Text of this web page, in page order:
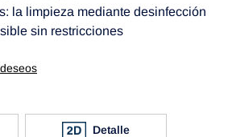
la limpieza mediante desinfección
sin restricciones
Detalle